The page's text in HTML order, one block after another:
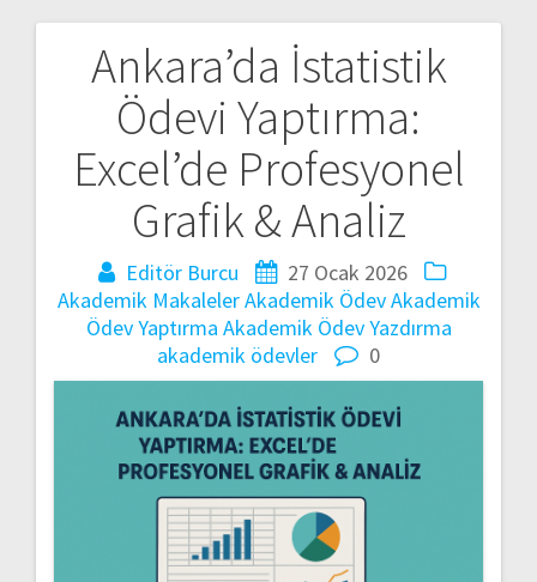
Ankara’da İstatistik
Ödevi Yaptırma:
Excel’de Profesyonel
Grafik & Analiz
Editör Burcu
27 Ocak 2026
Akademik MakalelerAkademik ÖdevAkademik
Ödev Yaptırma Akademik Ödev Yazdırma
akademik ödevler
0
Yazı
gezinmesi